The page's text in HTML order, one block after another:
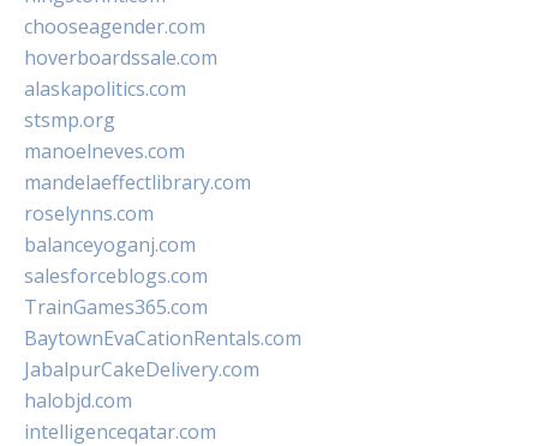
chooseagender.com
hoverboardssale.com
alaskapolitics.com
stsmp.org
manoelneves.com
mandelaeffectlibrary.com
roselynns.com
balanceyoganj.com
salesforceblogs.com
TrainGames365.com
BaytownEvaCationRentals.com
JabalpurCakeDelivery.com
halobjd.com
intelligenceqatar.com